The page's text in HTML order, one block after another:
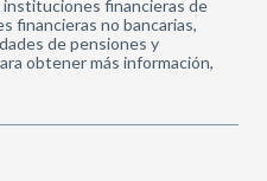
instituciones financieras de
financieras no bancarias,
de pensiones y
obtener más información,